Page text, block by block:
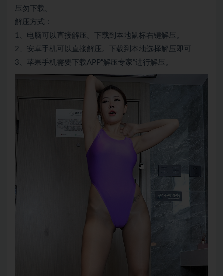
压勿下载。
解压方式：
1、电脑可以直接解压。下载到本地鼠标右键解压。
2、安卓手机可以直接解压。下载到本地选择解压即可
3、苹果手机需要下载APP“解压专家”进行解压。